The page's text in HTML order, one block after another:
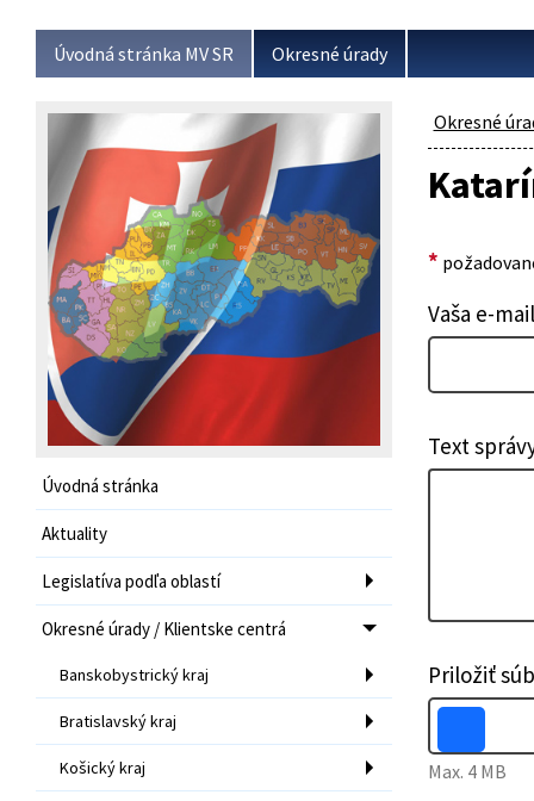
Úvodná stránka MV SR Okresné úrady
Úvodná stránka
Aktuality
Legislatíva podľa oblastí
Okresné úrady / Klientske centrá
Banskobystrický kraj
Bratislavský kraj
Košický kraj
Okresné
*
Vaša e-
Text
Priložiť
Max. 4 MB